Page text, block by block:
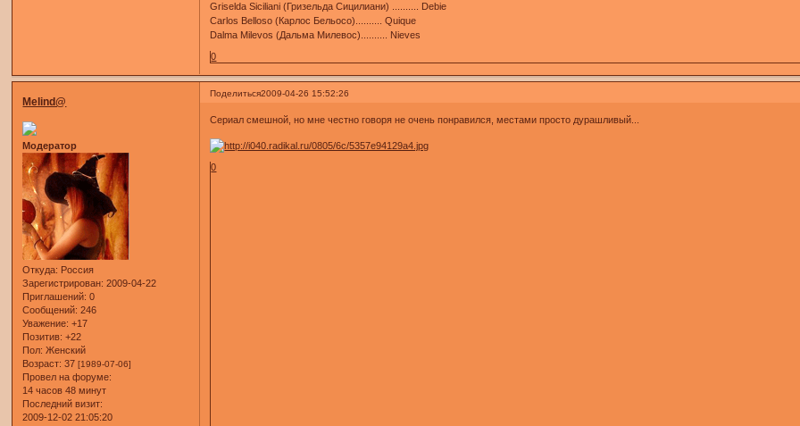
Griselda Siciliani (Гризельда Сицилиани) .......... Debie
Carlos Belloso (Карлос Бельосо).......... Quique
Dalma Milevos (Дальма Милевос).......... Nieves
0
Поделиться2009-04-26 15:52:26
Melind@
Модератор
Откуда: Россия
Зарегистрирован: 2009-04-22
Приглашений: 0
Сообщений: 246
Уважение: +17
Позитив: +22
Пол: Женский
Возраст: 37[1989-07-06]
Провел на форуме:
14 часов 48 минут
Последний визит:
2009-12-02 21:05:20
Сериал смешной, но мне честно говоря не очень понравился, местами просто дурашливый...
0